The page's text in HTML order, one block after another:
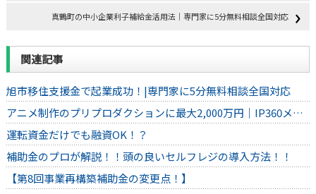
真鶴町の中小企業利子補給金活用法｜専門家に5分無料相談全国対応
関連記事
旭市移住支援金で起業成功！|専門家に5分無料相談全国対応
アニメ制作のプリプロダクションに最大2,000万円｜IP360メ…
運転資金だけでも融資OK！？
補助金のプロが解説！！頭の良いセルフレジの導入方法！！
【第8回事業再構築補助金の変更点！】